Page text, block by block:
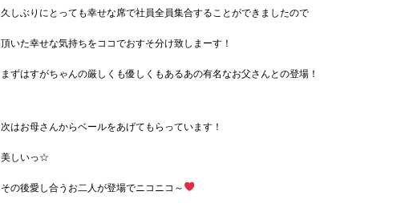
久しぶりにとっても幸せな席で社員全員集合することができましたので
頂いた幸せな気持ちをココでおすそ分け致しまーす！
まずはすがちゃんの厳しくも優しくもあるあの有名なお父さんとの登場！
次はお母さんからベールをあげてもらっています！
美しいっ☆
その後愛し合うお二人が登場でニコニコ～